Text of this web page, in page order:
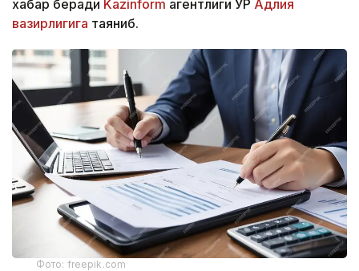
хабар беради Kazinform агентлиги ЎР Адлия
вазирлигига таяниб.
Фото: freepik.com